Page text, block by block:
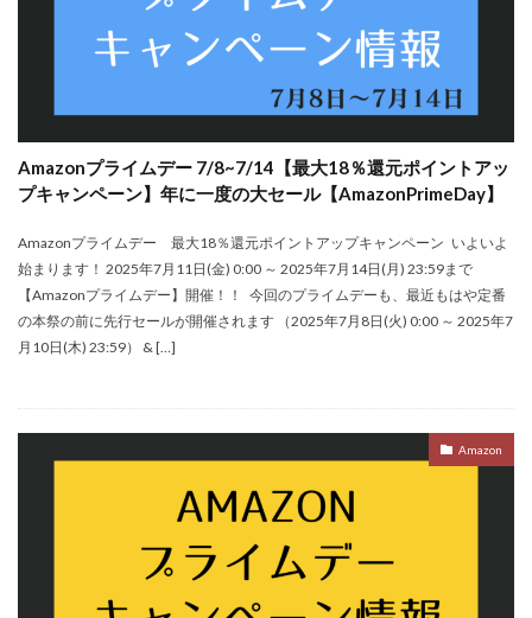
Amazonプライムデー 7/8~7/14【最大18％還元ポイントアッ
プキャンペーン】年に一度の大セール【AmazonPrimeDay】
Amazonプライムデー 最大18％還元ポイントアップキャンペーン いよいよ
始まります！ 2025年7月11日(金) 0:00 ～ 2025年7月14日(月) 23:59まで
【Amazonプライムデー】開催！！ 今回のプライムデーも、最近もはや定番
の本祭の前に先行セールが開催されます （2025年7月8日(火) 0:00 ～ 2025年7
月10日(木) 23:59） & […]
Amazon